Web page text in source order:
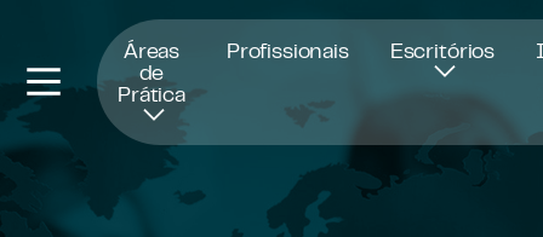
Áreas
de
Prática
Profissionais Escritórios
Abre numa nova janela